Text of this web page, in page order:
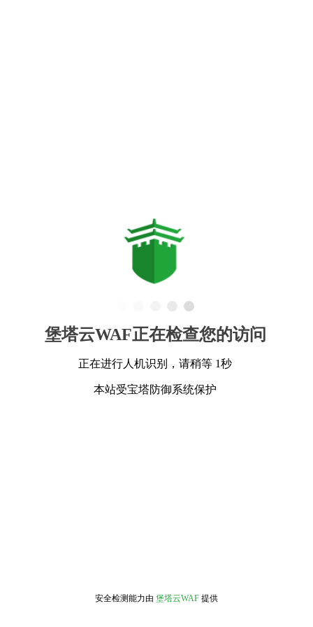
堡塔云WAF正在检查您的访问
正在进行人机识别，请稍等 1秒
本站受宝塔防御系统保护
安全检测能力由 堡塔云WAF 提供